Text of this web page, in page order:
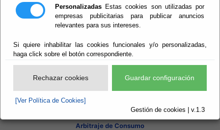
Personalizadas Estas cookies son utilizadas por
empresas publicitarias para publicar anuncios
relevantes para sus intereses.
Si quiere inhabilitar las cookies funcionales y/o personalizadas,
haga click sobre el botón correspondiente.
Rechazar cookies Guardar configuración
[Ver Política de Cookies]
Gestión de cookies | v.1.3
Agencia Tributaria
Ministerio de Administraciones Públicas
Junta de Andalucia
Consorcios
Bomberos Poniente
Bomberos Levante
Gestión de Residuos Sector-II
Organismos autónomos
Instituto Almeriense de Tutela
Arbitraje de Consumo